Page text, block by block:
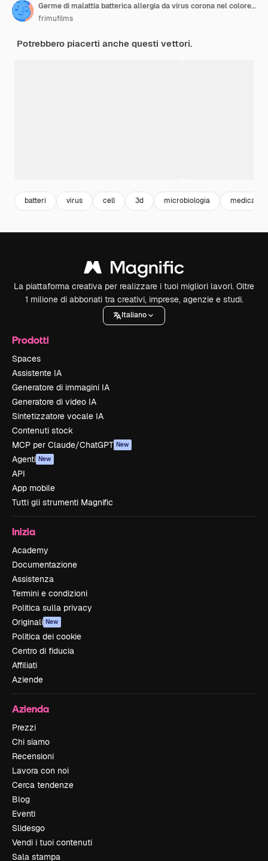
Germe di malattia batterica allergia da virus corona nel colore blu
frimufilms
Potrebbero piacerti anche questi vettori.
batteri virus cell 3d microbiologia medical
La piattaforma creativa per realizzare i tuoi migliori lavori. Oltre
1 milione di abbonati tra creativi, imprese, agenzie e studi.
Italiano
Prodotti
Spaces
Assistente IA
Generatore di immagini IA
Generatore di video IA
Sintetizzatore vocale IA
Contenuti stock
MCP per Claude/ChatGPT New
Agenti New
API
App mobile
Tutti gli strumenti Magnific
Inizia
Academy
Documentazione
Assistenza
Termini e condizioni
Politica sulla privacy
Originali New
Politica dei cookie
Centro di fiducia
Affiliati
Aziende
Azienda
Prezzi
Chi siamo
Recensioni
Lavora con noi
Cerca tendenze
Blog
Eventi
Slidesgo
Vendi i tuoi contenuti
Sala stampa